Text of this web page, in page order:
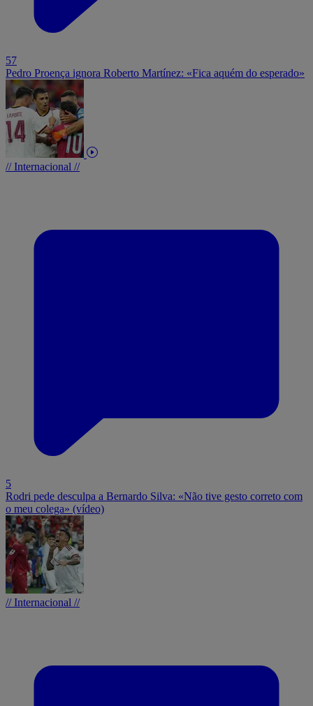
57
Pedro Proença ignora Roberto Martínez: «Fica aquém do esperado»
// Internacional //
5
Rodri pede desculpa a Bernardo Silva: «Não tive gesto correto com
o meu colega» (vídeo)
// Internacional //